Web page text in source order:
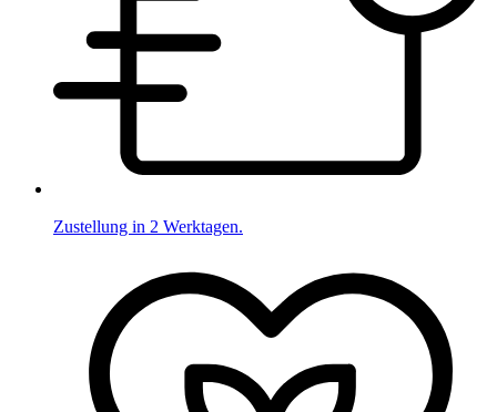
Zustellung in 2 Werktagen.